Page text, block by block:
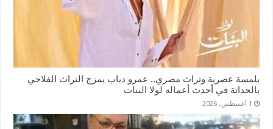
بلمسة عصرية وتراث مصري.. عمرو دياب يمزج التراث الفلاحي
بالحداثة في أحدث أعماله لولا البنات
1 أغسطس، 2026